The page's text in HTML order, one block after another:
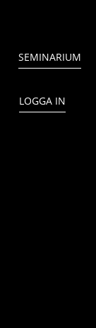
SEMINARIUM
LOGGA IN